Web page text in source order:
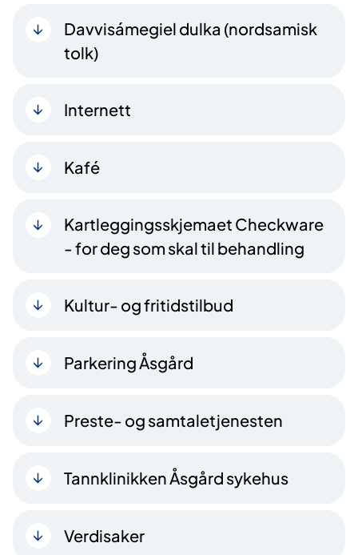
Davvisámegiel dulka (nordsamisk
tolk)
Internett
Kafé
Kartleggingsskjemaet Checkware
- for deg som skal til behandling
Kultur- og fritidstilbud
Parkering Åsgård
Preste- og samtaletjenesten
Tannklinikken Åsgård sykehus
Verdisaker